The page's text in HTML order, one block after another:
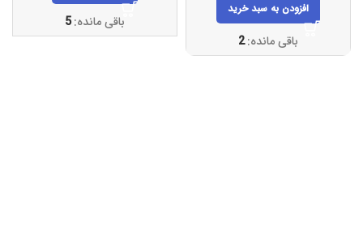
افزودن به سبد خرید
باقی مانده:2
باقی مانده:5